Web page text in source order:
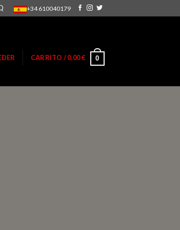
+34 610040179
CARRITO /0,00€ 0